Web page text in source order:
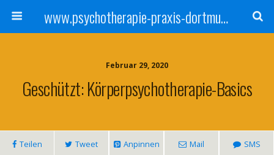
www.psychotherapie-praxis-dortmund.de
Februar 29, 2020
Geschützt: Körperpsychotherapie-Basics
Teilen Tweet Anpinnen Mail SMS